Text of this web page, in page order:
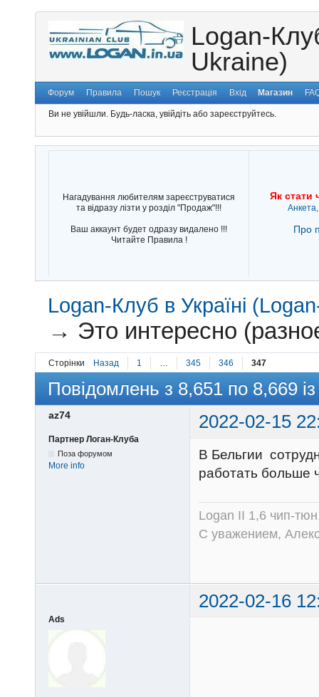
Logan-
Ukraine)
Форум Правила Пошук Реєстрація Вхід Магазин
Ви не увійшли. Будь-ласка, увійдіть або зареєструйтесь.
Нагадування любителям зареєструватися
та відразу лізти у розділ "Продаж"!!!
Ваш аккаунт будет одразу видалено !!!
Читайте Правила !
Як стати
Про
Logan-Клуб в Україні
→ Это интересно
Сторінки Назад 1 345 346 347
Повідомлень з 8,651 по 8,669
az74 2022-02-15
Партнер Логан-Клуба
Поза форумом
More info
В Бельгии
работать больше
Logan II 1,6 чип-
С уважением,
2022-02-16
Ads